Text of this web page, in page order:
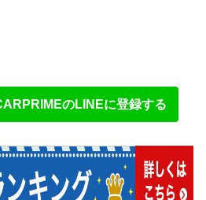
のLINEに登録する